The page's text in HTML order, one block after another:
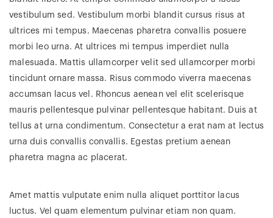
vestibulum sed. Vestibulum morbi blandit cursus risus at
ultrices mi tempus. Maecenas pharetra convallis posuere
morbi leo urna. At ultrices mi tempus imperdiet nulla
malesuada. Mattis ullamcorper velit sed ullamcorper morbi
tincidunt ornare massa. Risus commodo viverra maecenas
accumsan lacus vel. Rhoncus aenean vel elit scelerisque
mauris pellentesque pulvinar pellentesque habitant. Duis at
tellus at urna condimentum. Consectetur a erat nam at lectus
urna duis convallis convallis. Egestas pretium aenean
pharetra magna ac placerat.
Amet mattis vulputate enim nulla aliquet porttitor lacus
luctus. Vel quam elementum pulvinar etiam non quam.